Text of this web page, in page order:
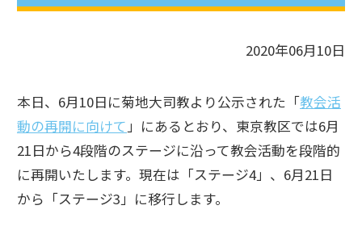
2020年06月10日
本日、6月10日に菊地大司教より公示された「教会活
動の再開に向けて 」にあるとおり、東京教区では6月
21日から4段階のステージに沿って教会活動を段階的
に再開いたします。現在は「ステージ4」、6月21日
から「ステージ3」に移行します。